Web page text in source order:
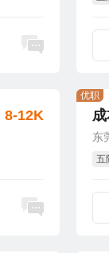
8-12K
东
五
优职